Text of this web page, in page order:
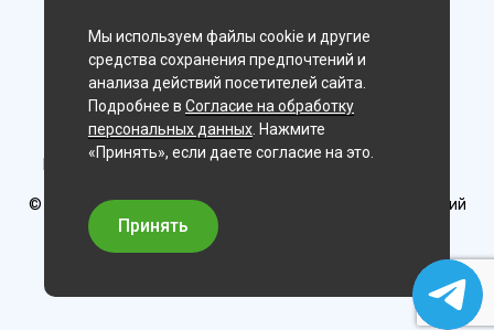
Лаванда
Гиацинты
Мы в соц. сетях:
Новосибирск, 2-й Бронный пер., 28/1 (цветочный салон)
© Delaflor - доставка цветов, 2012-2026
ИП Рыжков Евгений
Вячеславович
ИНН 540409481687 ОГРН 325547600130383
Мы используем файлы cookie и другие
средства сохранения предпочтений и
анализа действий посетителей сайта.
Подробнее в Согласие на обработку
персональных данных . Нажмите
«Принять», если даете согласие на это.
Принять